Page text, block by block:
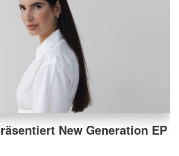
New Generation EP